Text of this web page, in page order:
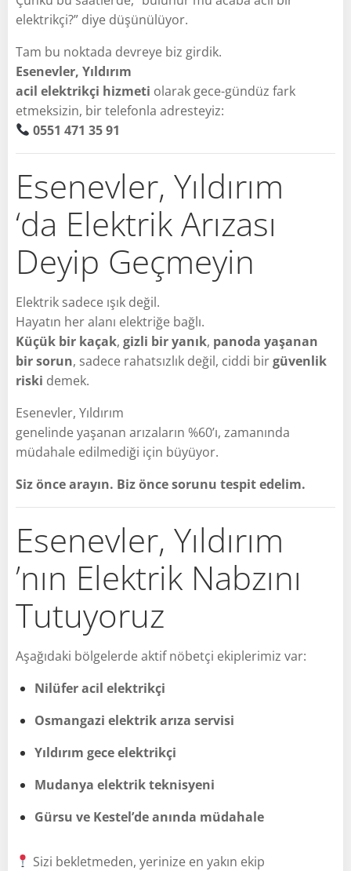
elektrikçi?” diye düşünülüyor.
Tam bu noktada devreye biz girdik.
Esenevler, Yıldırım
acil elektrikçi hizmeti olarak gece-gündüz fark
etmeksizin, bir telefonla adresteyiz:
0551 471 35 91
Esenevler, Yıldırım
‘da Elektrik Arızası
Deyip Geçmeyin
Elektrik sadece ışık değil.
Hayatın her alanı elektriğe bağlı.
Küçük bir kaçak, gizli bir yanık, panoda yaşanan
bir sorun, sadece rahatsızlık değil, ciddi birgüvenlik
riski demek.
Esenevler, Yıldırım
genelinde yaşanan arızaların %60’ı, zamanında
müdahale edilmediği için büyüyor.
Siz önce arayın. Biz önce sorunu tespit edelim.
Esenevler, Yıldırım
’nın Elektrik Nabzını
Tutuyoruz
Aşağıdaki bölgelerde aktif nöbetçi ekiplerimiz var:
Nilüfer acil elektrikçi
Osmangazi elektrik arıza servisi
Yıldırım gece elektrikçi
Mudanya elektrik teknisyeni
Gürsu ve Kestel’de anında müdahale
Sizi bekletmeden, yerinize en yakın ekip